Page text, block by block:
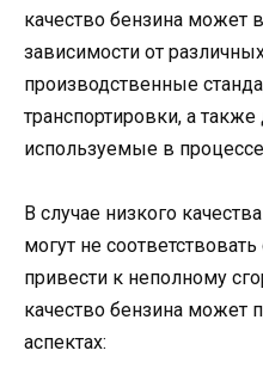
качество бензина может
зависимости от
производственные
транспортировки, а
используемые в
В случае низкого
могут не
привести к неполному
качество бензина может
аспектах: